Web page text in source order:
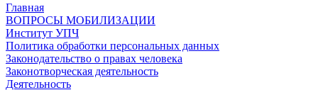
Главная
ВОПРОСЫ МОБИЛИЗАЦИИ
Институт УПЧ
Политика обработки персональных данных
Законодательство о правах человека
Законотворческая деятельность
Деятельность